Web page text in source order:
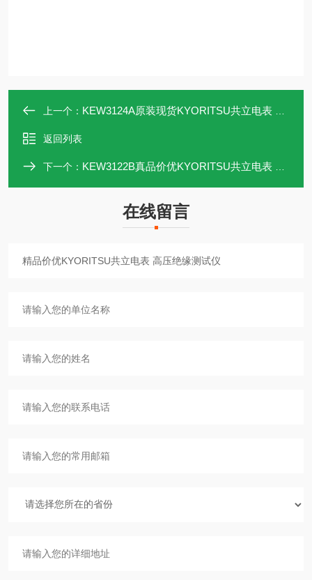
上一个： KEW3124A原装现货KYORITSU共立电表 高压绝缘测试仪
返回列表
下一个： KEW3122B真品价优KYORITSU共立电表 高压绝缘测试仪
在线留言